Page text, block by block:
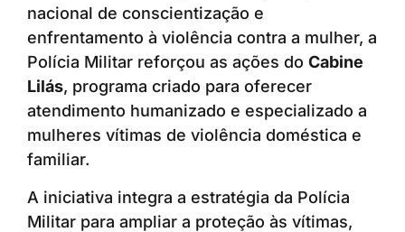
nacional de conscientização e
enfrentamento à violência contra a mulher, a
Polícia Militar reforçou as ações do Cabine
Lilás, programa criado para oferecer
atendimento humanizado e especializado a
mulheres vítimas de violência doméstica e
familiar.
A iniciativa integra a estratégia da Polícia
Militar para ampliar a proteção às vítimas,